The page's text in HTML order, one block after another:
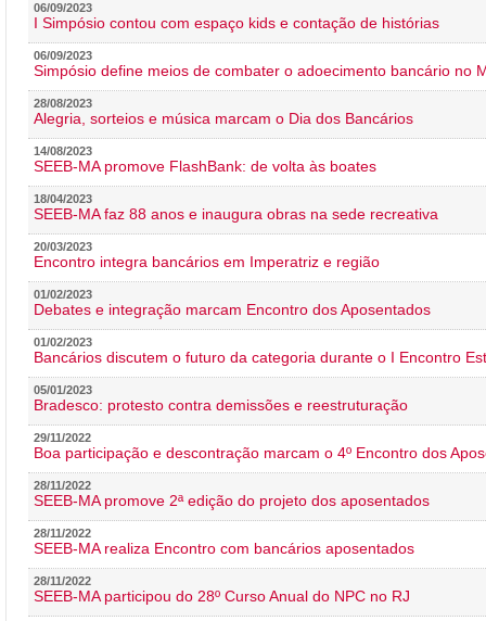
06/09/2023
I Simpósio contou com espaço kids e contação de histórias
06/09/2023
Simpósio define meios de combater o adoecimento bancário no
28/08/2023
Alegria, sorteios e música marcam o Dia dos Bancários
14/08/2023
SEEB-MA promove FlashBank: de volta às boates
18/04/2023
SEEB-MA faz 88 anos e inaugura obras na sede recreativa
20/03/2023
Encontro integra bancários em Imperatriz e região
01/02/2023
Debates e integração marcam Encontro dos Aposentados
01/02/2023
Bancários discutem o futuro da categoria durante o I Encontro
05/01/2023
Bradesco: protesto contra demissões e reestruturação
29/11/2022
Boa participação e descontração marcam o 4º Encontro dos
28/11/2022
SEEB-MA promove 2ª edição do projeto dos aposentados
28/11/2022
SEEB-MA realiza Encontro com bancários aposentados
28/11/2022
SEEB-MA participou do 28º Curso Anual do NPC no RJ